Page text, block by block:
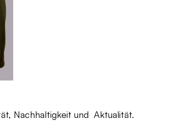
Nachhaltigkeit und Aktualität.